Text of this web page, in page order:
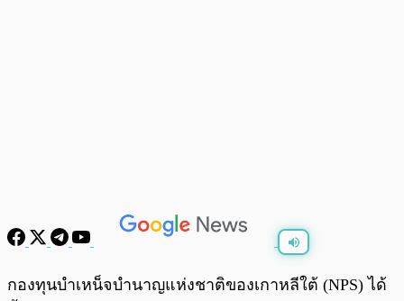
พร้อมเล่น 0:00
กองทุนบำเหน็จบำนาญแห่งชาติของเกาหลีใต้ (NPS) ได้